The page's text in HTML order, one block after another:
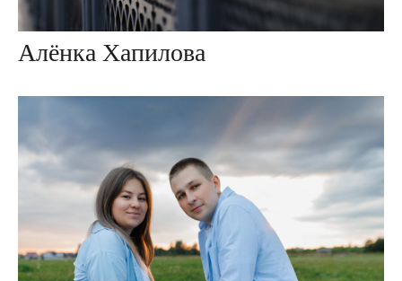
Алёнка Хапилова